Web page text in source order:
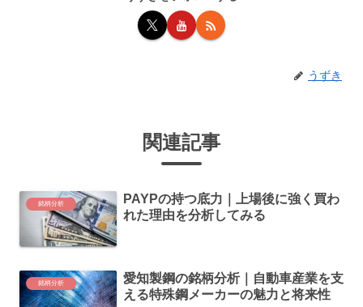
うずき
関連記事
銘柄分析
PAYPの持つ底力｜上場後に強く買わ
れた理由を分析してみる
銘柄分析
愛知製鋼の銘柄分析｜自動車産業を支
える特殊鋼メーカーの魅力と将来性